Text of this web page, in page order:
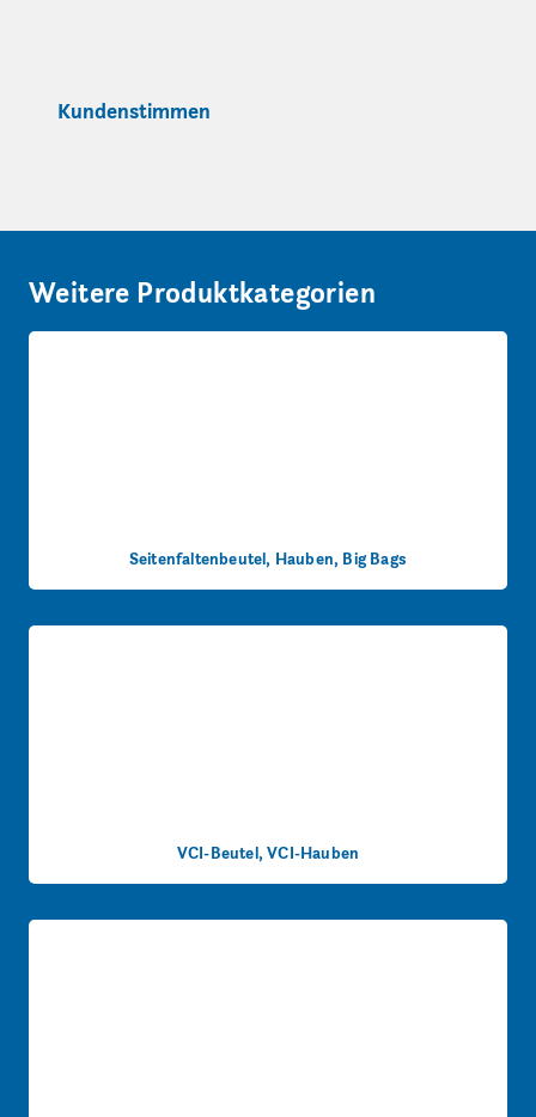
Kundenstimmen
Weitere Produktkategorien
Seitenfaltenbeutel, Hauben, Big Bags
VCI-Beutel, VCI-Hauben